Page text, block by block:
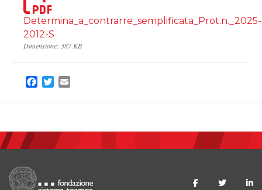
Determina_a_contrarre_semplificata_Prot.n._2025-
2012-S
Dimensione: 387 KB
Facebook
Twitter